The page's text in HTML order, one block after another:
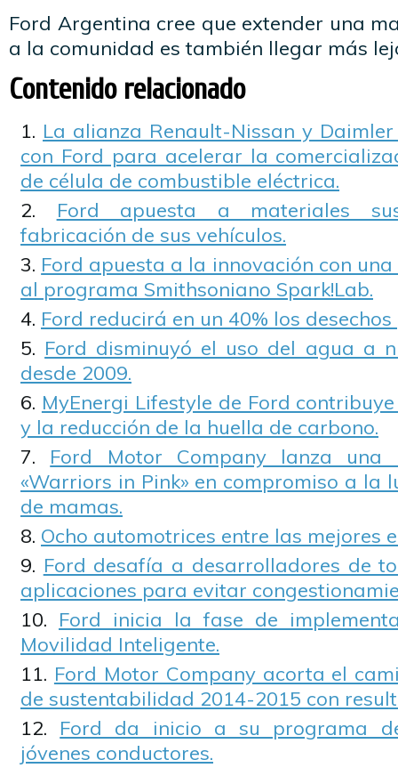
Ford Argentina cree que extender una
a la comunidad es también llegar más
Contenido relacionado
La alianza Renault-Nissan y
con Ford para acelerar la
de célula de combustible eléctrica.
Ford apuesta a materiales
fabricación de sus vehículos.
Ford apuesta a la innovación con
al programa Smithsoniano Spark!Lab.
Ford reducirá en un 40% los
Ford disminuyó el uso del agua a
desde 2009.
MyEnergi Lifestyle de Ford
y la reducción de la huella de carbono.
Ford Motor Company lanza una
«Warriors in Pink» en compromiso a la
de mamas.
Ocho automotrices entre las mejores
Ford desafía a desarrolladores de
aplicaciones para evitar
Ford inicia la fase de
Movilidad Inteligente.
Ford Motor Company acorta el
de sustentabilidad 2014-2015 con
Ford da inicio a su programa
jóvenes conductores.